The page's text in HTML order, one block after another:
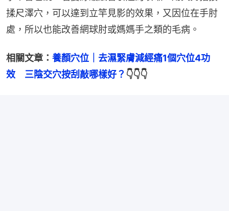
揉尺澤穴，可以達到立竿見影的效果，又因位在手肘
處，所以也能改善網球肘或媽媽手之類的毛病。
相關文章： 養顏穴位｜去濕緊膚減經痛1個穴位4功
效　三陰交穴按刮敲哪樣好？ 👇👇👇